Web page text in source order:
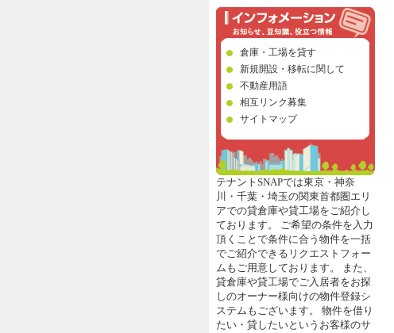
倉庫・工場を貸す
新規開設・移転に関して
不動産用語
相互リンク募集
サイトマップ
テナントSNAPでは東京・神奈
川・千葉・埼玉の関東首都圏エリ
アでの貸倉庫や貸工場をご紹介し
ております。 ご希望の条件を入力
頂くことで条件に合う物件を一括
でご紹介できるリクエストフォー
ムもご用意しております。 また、
貸倉庫や貸工場でご入居者をお探
しのオーナー様向けの物件登録シ
ステムもございます。 物件を借り
たい・貸したいというお客様のサ